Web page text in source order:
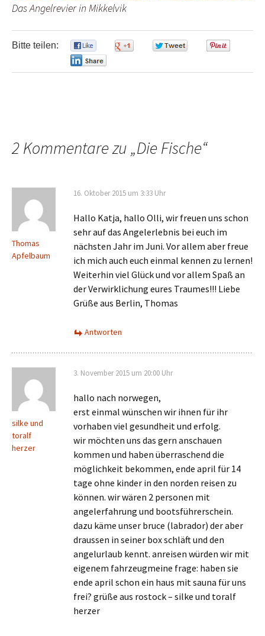
Das Angelrevier in Mikkelvik
Bitte teilen:
2 Kommentare zu „Die Fische“
Thomas
Apfelbaum
16. Oktober 2015 um 3:33 Uhr
Hallo Katja, hallo Olli, wir freuen uns schon
sehr auf das Angelerlebnis bei euch im
nächsten Jahr im Juni. Vor allem aber freue
ich mich auch euch einmal kennen zu lernen!
Weiterhin viel Glück und vor allem Spaß an
der Verwirklichung eures Traumes!!! Liebe
Grüße aus Berlin, Thomas
Antworten
silke und
toralf
herzer
3. November 2015 um 20:00 Uhr
hallo nach norwegen,
erst einmal wünschen wir ihnen für ihr
vorhaben viel gesundheit und erfolg.
wir möchten uns das gern anschauen
kommen und haben überraschend die
möglichkeit bekommen, ende april für 14
tage ohne kinder in den norden reisen zu
können. wir wären 2 personen mit
angelerfahrung und bootsführerschein.
dazu käme unser bruce (labrador) der aber
draussen in seiner box schläft und den
angelurlaub kennt. anreisen würden wir mit
eigenem fahrzeugmeine frage: haben sie
ende april schon ein haus mit sauna für uns
frei? grüße aus rostock – silke und toralf
herzer